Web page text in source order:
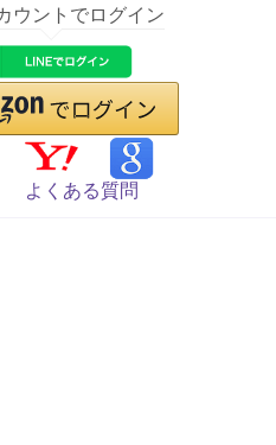
ウントでログイン
よくある質問